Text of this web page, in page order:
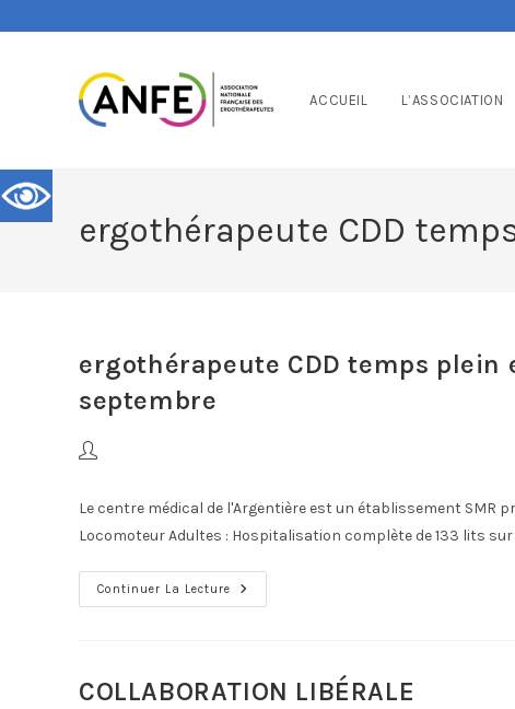
ACCUEIL L’ASSOCIATION
ergothérapeute CDD
ergothérapeute CDD temps plein
septembre
Le centre médical de l'Argentière est un établissement SMR
Locomoteur Adultes : Hospitalisation complète de 133 lits sur
Continuer La Lecture
COLLABORATION LIBÉRALE